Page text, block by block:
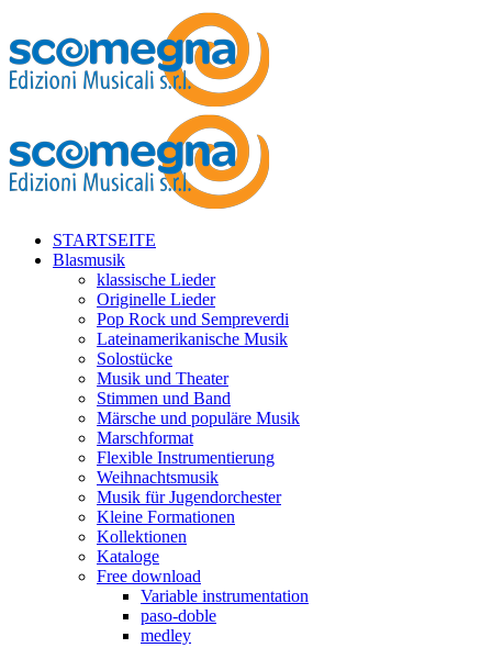
STARTSEITE
Blasmusik
klassische Lieder
Originelle Lieder
Pop Rock und Sempreverdi
Lateinamerikanische Musik
Solostücke
Musik und Theater
Stimmen und Band
Märsche und populäre Musik
Marschformat
Flexible Instrumentierung
Weihnachtsmusik
Musik für Jugendorchester
Kleine Formationen
Kollektionen
Kataloge
Free download
Variable instrumentation
paso-doble
medley